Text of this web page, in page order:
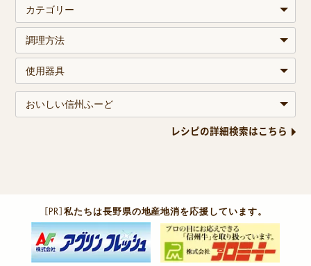
レシピの詳細検索はこちら
［PR］私たちは長野県の地産地消を応援しています。